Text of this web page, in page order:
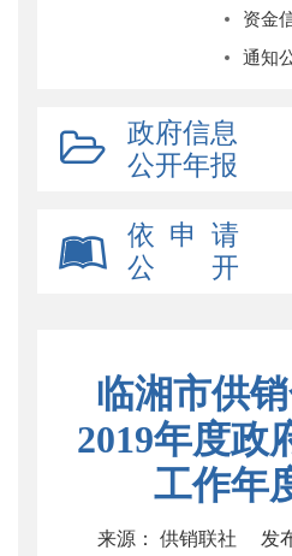
资金
通知
政府信息
公开年报
依 申 请
公 开
临湘市供
2019年度政
工作年
来源： 供销联社
发